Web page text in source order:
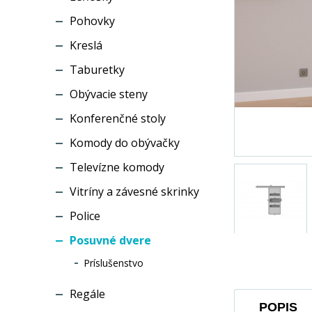
Pohovky
Kreslá
Taburetky
Obývacie steny
Konferenčné stoly
Komody do obývačky
Televízne komody
Vitríny a závesné skrinky
Police
Posuvné dvere
Príslušenstvo
Regále
POPIS